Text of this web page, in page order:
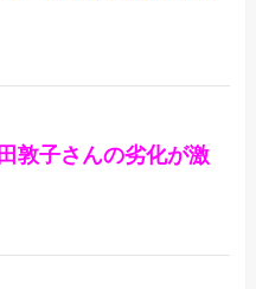
敦子さんの劣化が激